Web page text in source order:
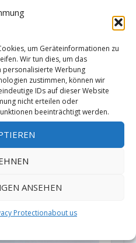
um Geräteinformationen zu
Wir tun dies, um das
personalisierte Werbung
zustimmen, können wir
IDs auf dieser Website
nicht erteilen oder
beeinträchtigt werden.
ANSEHEN
Protectionabout us
the first
E10 7a
(8c)